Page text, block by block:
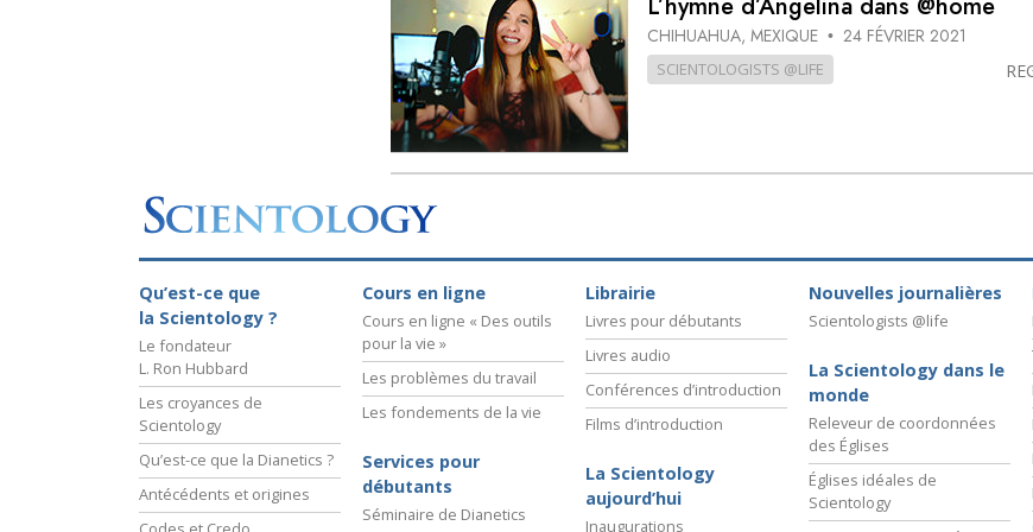
Qu’est-ce que la grandeur ? L’hymne d’Angelina dans @home
CHIHUAHUA, MEXIQUE • 24 FÉVRIER 2021
SCIENTOLOGISTS @LIFE
Qu’est-ce que
la Scientology ?
Le fondateur
L. Ron Hubbard
Les croyances de
Scientology
Qu’est-ce que la Dianetics ?
Antécédents et origines
Cours en ligne
Cours en ligne « Des outils
pour la vie »
Les problèmes du travail
Les fondements de la vie
Services pour
débutants
Séminaire de Dianetics
Librairie
Livres pour débutants
Livres audio
Conférences d’introduction
Films d’introduction
La Scientology
aujourd’hui
Inaugurations
Nouvelles journalières
Scientologists @life
La Scientology dans le
monde
Releveur de coordonnées
des Églises
Églises idéales de
Scientology